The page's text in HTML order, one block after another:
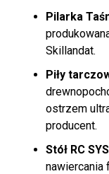
Pilarka
Skillandat.
Piły
ostrzem
producent.
Stół RC
nawiercania